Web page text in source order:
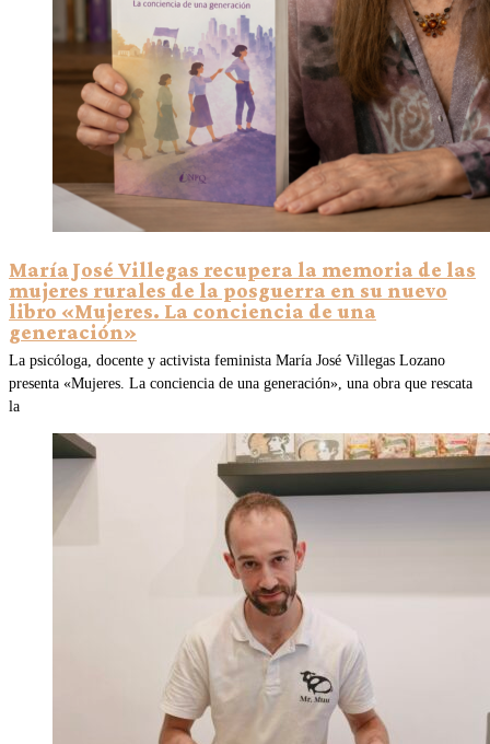
María José Villegas recupera la memoria de las
mujeres rurales de la posguerra en su nuevo
libro «Mujeres. La conciencia de una
generación»
La psicóloga, docente y activista feminista María José Villegas Lozano
presenta «Mujeres. La conciencia de una generación», una obra que rescata
la